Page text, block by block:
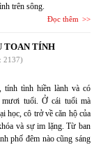
trên sông.
Đọc thêm
TOAN TÍNH
2137)
tình hiền lành và có
tuổi. Ở cái tuổi mà
học, cô trở về căn hộ của
và sự im lặng. Từ ban
phố đêm nào cũng sáng